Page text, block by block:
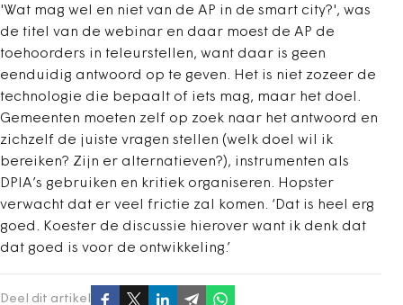
'Wat mag wel en niet van de AP in de smart city?', was
de titel van de webinar en daar moest de AP de
toehoorders in teleurstellen, want daar is geen
eenduidig antwoord op te geven. Het is niet zozeer de
technologie die bepaalt of iets mag, maar het doel.
Gemeenten moeten zelf op zoek naar het antwoord en
zichzelf de juiste vragen stellen (welk doel wil ik
bereiken? Zijn er alternatieven?), instrumenten als
DPIA’s gebruiken en kritiek organiseren. Hopster
verwacht dat er veel frictie zal komen. ‘Dat is heel erg
goed. Koester de discussie hierover want ik denk dat
dat goed is voor de ontwikkeling.’
Deel dit artikel